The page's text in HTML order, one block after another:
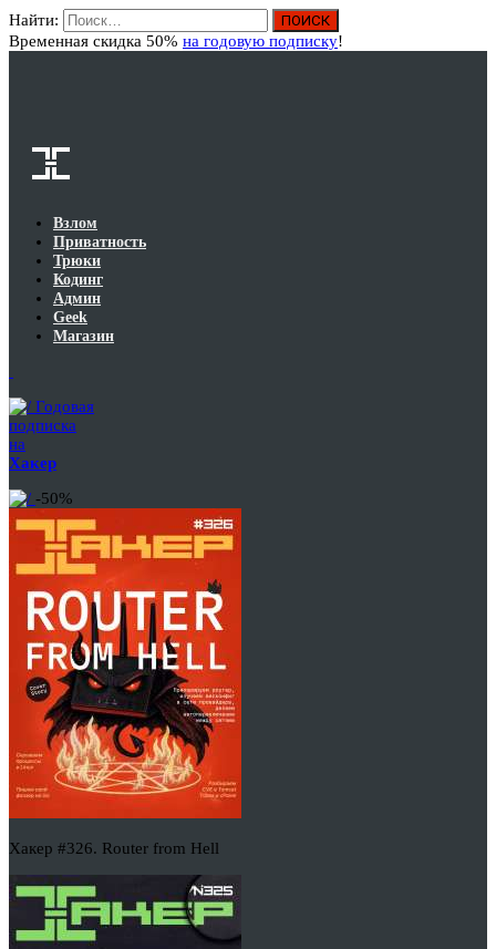
Найти:
Временная скидка 50% на годовую подписку!
Взлом
Приватность
Трюки
Кодинг
Админ
Geek
Магазин
Годовая
подписка
на
Хакер
-50%
Хакер #326. Router from Hell